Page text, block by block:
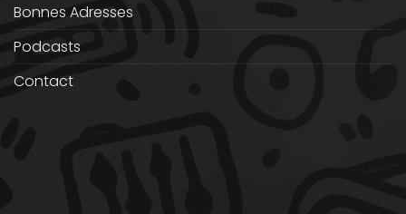
Bonnes Adresses
Podcasts
Contact